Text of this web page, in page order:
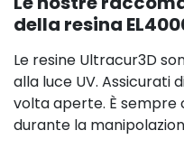
della resina
Le resine Ultracur3D
alla luce UV. Assicurati
volta aperte. È sempre
durante la